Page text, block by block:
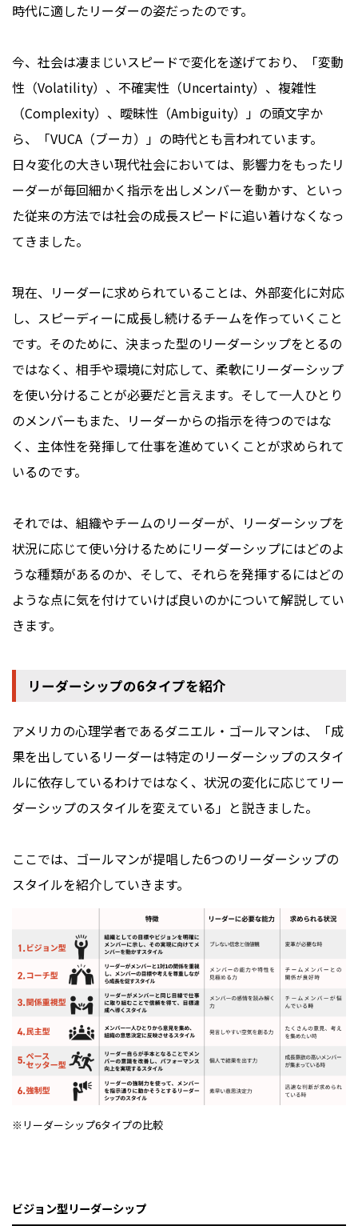
時代に適したリーダーの姿だったのです。
今、社会は凄まじいスピードで変化を遂げており、
「変動
性（Volatility）、不確実性（Uncertainty）、複雑性
（Complexity）、曖昧性（Ambiguity）」の頭文字か
ら、
「VUCA（ブーカ）」の時代とも言われています。
日々変化の大きい現代社会においては、影響力をもったリ
ーダーが毎回細かく指示を出しメンバーを動かす、といっ
た従来の方法では社会の成長スピードに追い着けなくなっ
てきました。
現在、リーダーに求められていることは、外部変化に対応
し、スピーディーに成長し続けるチームを作っていくこと
です。そのために、決まった型のリーダーシップをとるの
ではなく、相手や環境に対応して、柔軟にリーダーシップ
を使い分けることが必要だと言えます。そして一人ひとり
のメンバーもまた、リーダーからの指示を待つのではな
く、主体性を発揮して仕事を進めていくことが求められて
いるのです。
それでは、組織やチームのリーダーが、リーダーシップを
状況に応じて使い分けるためにリーダーシップにはどのよ
うな種類があるのか、そして、それらを発揮するにはどの
ような点に気を付けていけば良いのかについて解説してい
きます。
リーダーシップの6タイプを紹介
アメリカの心理学者であるダニエル・ゴールマンは、「成
果を出しているリーダーは特定のリーダーシップのスタイ
ルに依存しているわけではなく、状況の変化に応じてリー
ダーシップのスタイルを変えている」と説きました。
ここでは、ゴールマンが提唱した6つのリーダーシップの
スタイルを紹介していきます。
※リーダーシップ6タイプの比較
ビジョン型リーダーシップ